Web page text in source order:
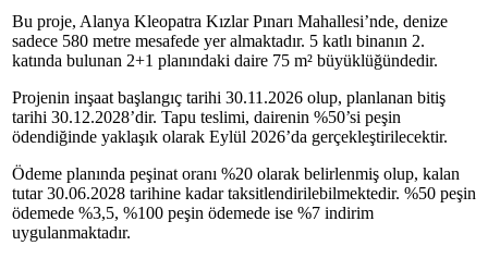
Bu proje, Alanya Kleopatra Kızlar Pınarı Mahallesi’nde, denize
sadece 580 metre mesafede yer almaktadır. 5 katlı binanın 2.
katında bulunan 2+1 planındaki daire 75 m² büyüklüğündedir.
Projenin inşaat başlangıç tarihi 30.11.2026 olup, planlanan bitiş
tarihi 30.12.2028’dir. Tapu teslimi, dairenin %50’si peşin
ödendiğinde yaklaşık olarak Eylül 2026’da gerçekleştirilecektir.
Ödeme planında peşinat oranı %20 olarak belirlenmiş olup, kalan
tutar 30.06.2028 tarihine kadar taksitlendirilebilmektedir. %50 peşin
ödemede %3,5, %100 peşin ödemede ise %7 indirim
uygulanmaktadır.